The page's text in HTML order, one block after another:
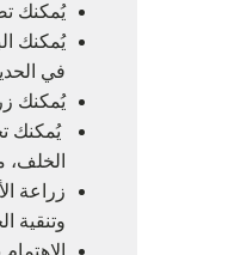
يُمكنك
في
يُمكنك
يُمكنك
الخلف،
زراعة
وتنقية